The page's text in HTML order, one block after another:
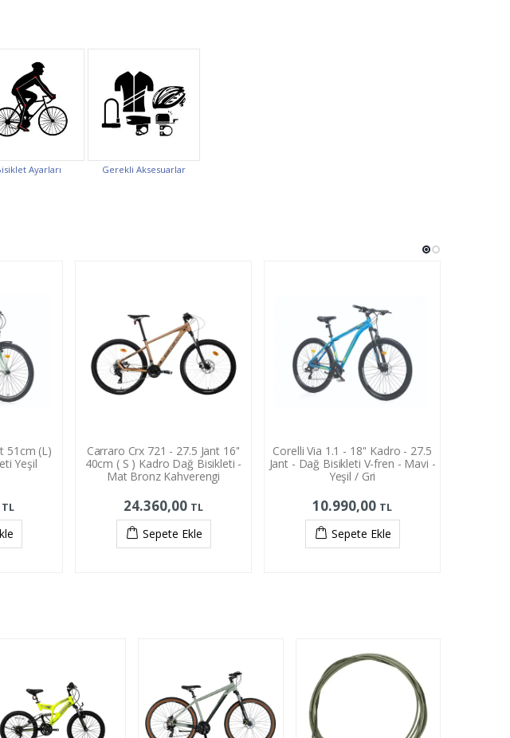
Ayarları Gerekli Aksesuarlar
51cm (L)
Yeşil
TL
Carraro Crx 721 - 27.5 Jant 16''
40cm ( S ) Kadro Dağ Bisikleti -
Mat Bronz Kahverengi
24.360,00 TL
Sepete Ekle
Corelli Via 1.1 - 18'' Kadro - 27.5
Jant - Dağ Bisikleti V-fren - Mavi -
Yeşil / Gri
10.990,00 TL
Sepete Ekle